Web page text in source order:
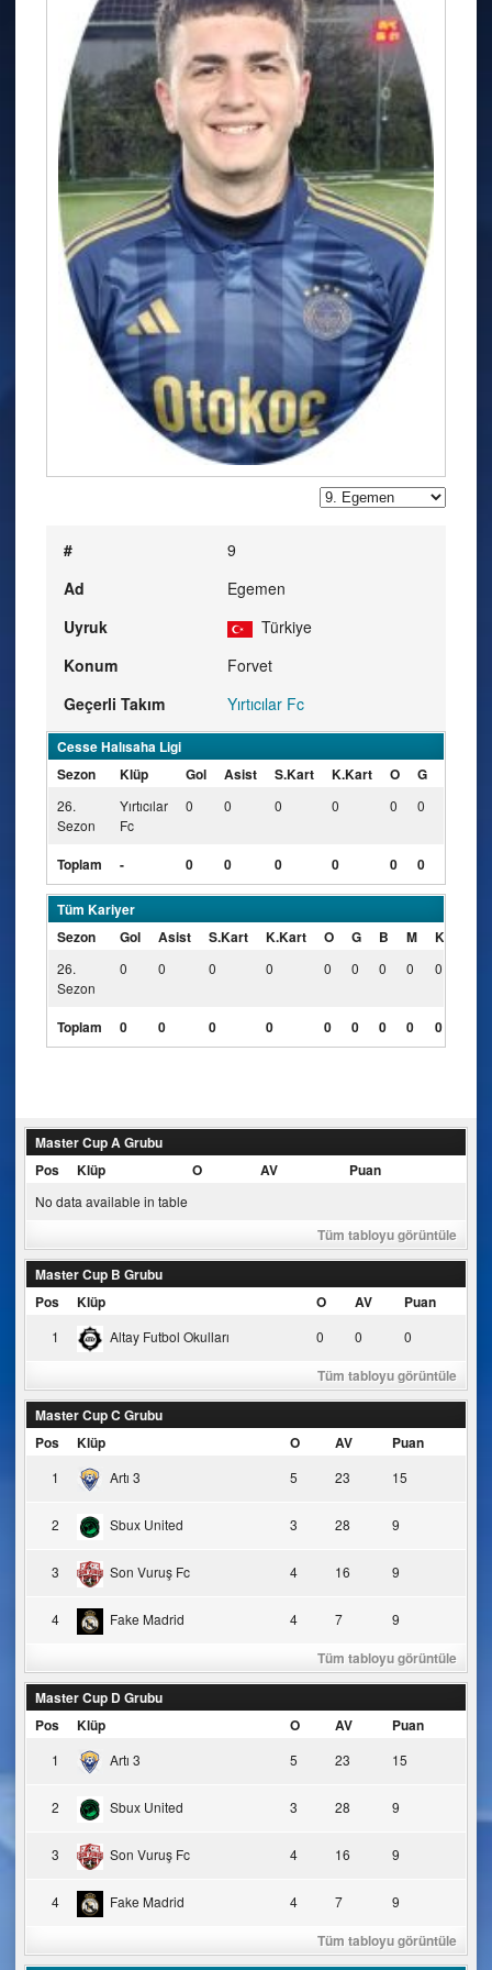
#
9
Ad
Egemen
Uyruk
Türkiye
Konum
Forvet
Geçerli Takım
Yırtıcılar Fc
Cesse Halısaha Ligi
Sezon
Klüp Gol Asist S.Kart K.Kart O G
26.
Sezon
Yırtıcılar
Fc
0 0 0 0 0 0
Toplam - 0 0 0 0 0 0
Tüm Kariyer
Sezon
Gol Asist S.Kart K.Kart O G B M KK
26.
Sezon
0 0 0 0 0 0 0 0 0
Toplam 0 0 0 0 0 0 0 0 0
Master Cup A Grubu
Pos
Klüp O AV Puan
No data available in table
Tüm tabloyu görüntüle
Master Cup B Grubu
Pos
Klüp O AV Puan
1 Altay Futbol Okulları 0 0 0
Tüm tabloyu görüntüle
Master Cup C Grubu
Pos
Klüp O AV Puan
1 Artı 3 5 23 15
2 Sbux United 3 28 9
3 Son Vuruş Fc 4 16 9
4 Fake Madrid 4 7 9
Tüm tabloyu görüntüle
Master Cup D Grubu
Pos
Klüp O AV Puan
1 Artı 3 5 23 15
2 Sbux United 3 28 9
3 Son Vuruş Fc 4 16 9
4 Fake Madrid 4 7 9
Tüm tabloyu görüntüle